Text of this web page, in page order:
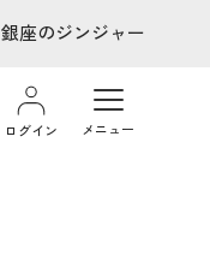
銀座のジンジャー
ログイン メニュー